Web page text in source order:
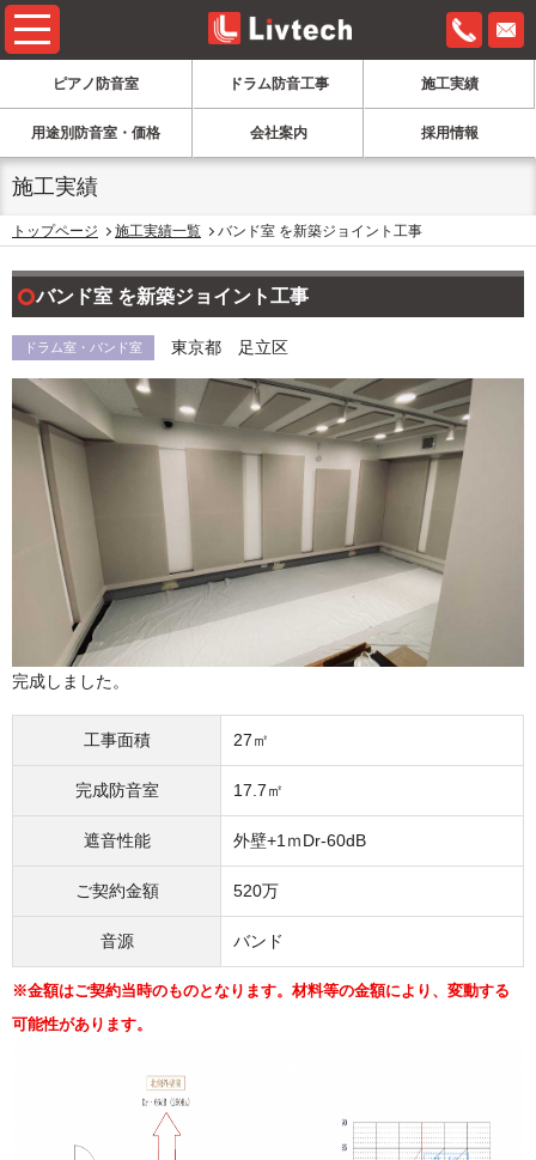
0120-
ピアノ防音室 ドラム防音工事 施工実績
用途別防音室・価格 会社案内 採用情報
施工実績
トップページ 施工実績一覧 バンド室 を新築ジョイント工事
バンド室 を新築ジョイント工事
ドラム室・バンド室 東京都 足立区
完成しました。
工事面積 27㎡
完成防音室 17.7㎡
遮音性能 外壁+1ｍDr-60dB
ご契約金額 520万
音源 バンド
※金額はご契約当時のものとなります。材料等の金額により、変動する
可能性があります。